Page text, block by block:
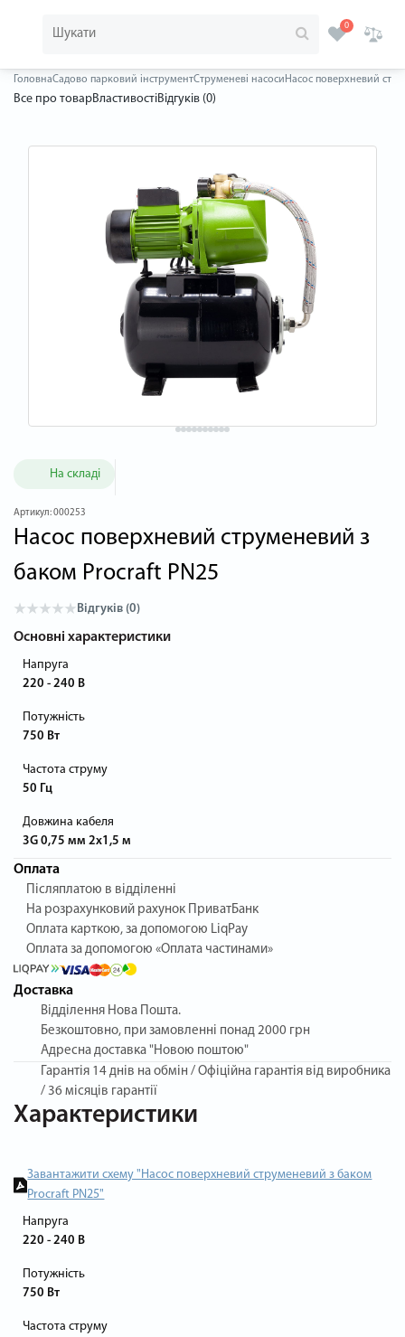
0
ГоловнаСадово парковий інструментСтруменеві насоси Насос поверхневий
Все про товарВластивостіВідгуків (0)
На складі
Артикул:000253
Насос поверхневий струменевий з
баком Procraft PN25
Відгуків (0)
Основні характеристики
Напруга
220 - 240 В
Потужність
750 Вт
Частота струму
50 Гц
Довжина кабеля
3G 0,75 мм 2х1,5 м
Оплата
Післяплатою в відділенні
На розрахунковий рахунок ПриватБанк
Оплата карткою, за допомогою LiqPay
Оплата за допомогою «Оплата частинами»
Доставка
Відділення Нова Пошта.
Безкоштовно, при замовленні понад 2000 грн
Адресна доставка "Новою поштою"
Гарантія 14 днів на обмін / Офіційна гарантія від виробника
/ 36 місяців гарантії
Характеристики
Завантажити схему "Насос поверхневий струменевий з баком
Procraft PN25"
Напруга
220 - 240 В
Потужність
750 Вт
Частота струму